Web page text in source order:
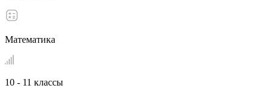
Математика
10 - 11 классы